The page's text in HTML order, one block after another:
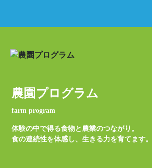
農園プログラム
farm program
体験の中で得る食物と農業のつながり。
食の連続性を体感し、生きる力を育てます。